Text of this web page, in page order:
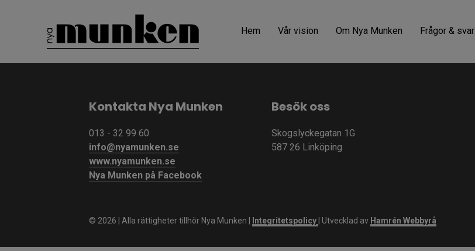
Hem Vår vision Om Nya Munken Frågor & svar
Kontakta Nya Munken
013 - 32 99 60
info@nyamunken.se
www.nyamunken.se
Nya Munken på Facebook
Besök oss
Skogslyckegatan 1G
587 26 Linköping
© 2026 | Alla rättigheter tillhör Nya Munken | Integritetspolicy | Utvecklad av Hamrén Webbyrå